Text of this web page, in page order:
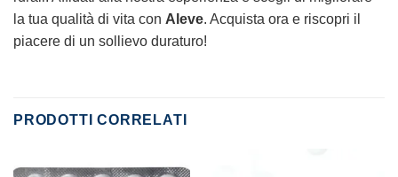
la tua qualità di vita con Aleve. Acquista ora e riscopri il
piacere di un sollievo duraturo!
PRODOTTI CORRELATI